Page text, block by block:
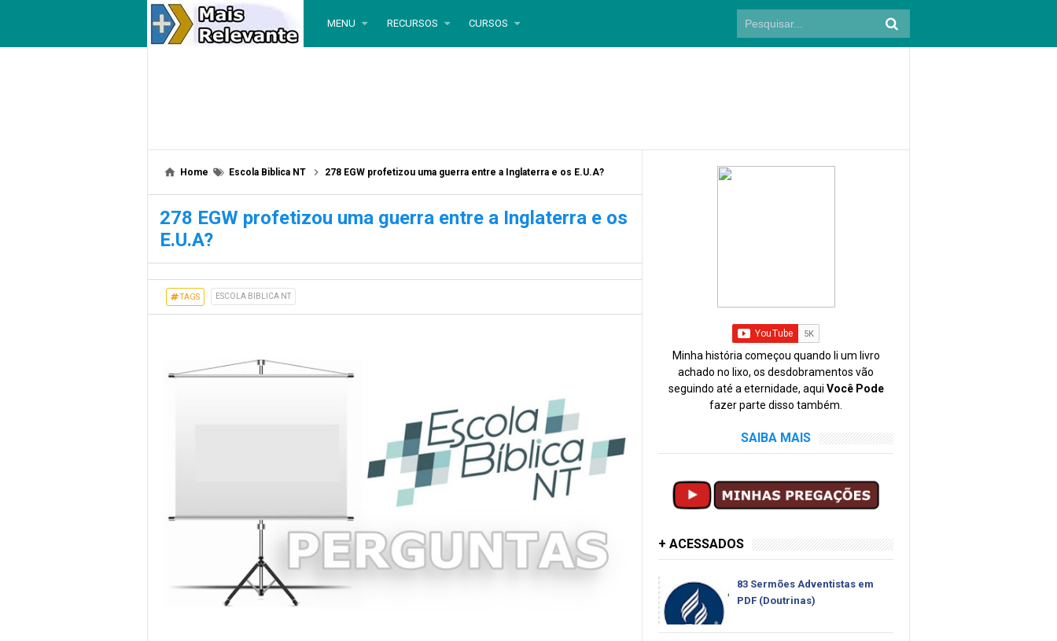
MENU RECURSOS CURSOS
Home Escola Biblica NT 278 EGW profetizou uma guerra entre a Inglaterra e os E.U.A?
278 EGW profetizou uma guerra entre a Inglaterra e os
E.U.A?
TAGS ESCOLA BIBLICA NT
Minha história começou quando li um livro
achado no lixo, os desdobramentos vão
seguindo até a eternidade, aqui Você Pode
fazer parte disso também.
SAIBA MAIS
+ ACESSADOS
83 Sermões Adventistas em
PDF (Doutrinas)